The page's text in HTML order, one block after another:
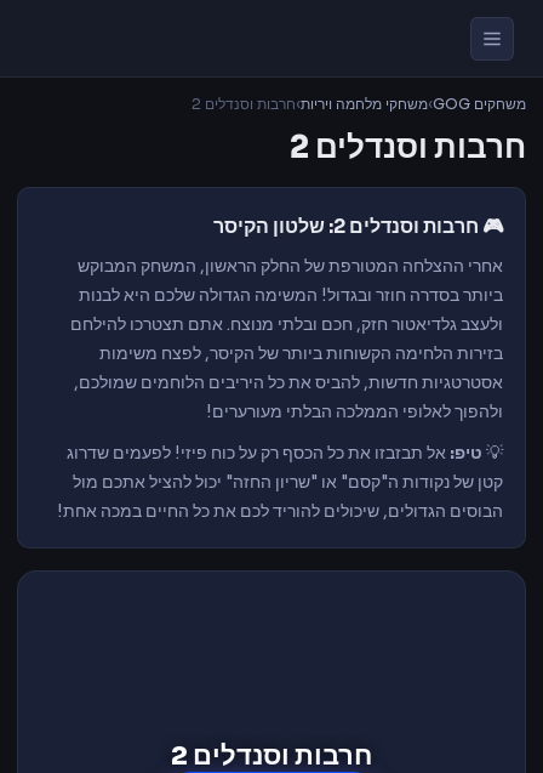
משחקים GOG ›משחקי מלחמה ויריות›חרבות וסנדלים 2
חרבות וסנדלים 2
🎮 חרבות וסנדלים 2: שלטון הקיסר
אחרי ההצלחה המטורפת של החלק הראשון, המשחק המבוקש
ביותר בסדרה חוזר ובגדול! המשימה הגדולה שלכם היא לבנות
ולעצב גלדיאטור חזק, חכם ובלתי מנוצח. אתם תצטרכו להילחם
בזירות הלחימה הקשוחות ביותר של הקיסר, לפצח משימות
אסטרטגיות חדשות, להביס את כל היריבים הלוחמים שמולכם,
ולהפוך לאלופי הממלכה הבלתי מעורערים!
💡 טיפ: אל תבזבזו את כל הכסף רק על כוח פיזי! לפעמים שדרוג
קטן של נקודות ה"קסם" או "שריון החזה" יכול להציל אתכם מול
הבוסים הגדולים, שיכולים להוריד לכם את כל החיים במכה אחת!
חרבות וסנדלים 2